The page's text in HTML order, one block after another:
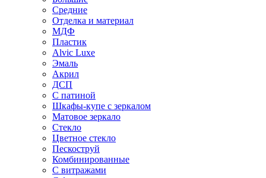
Средние
Отделка и материал
МДФ
Пластик
Alvic Luxe
Эмаль
Акрил
ДСП
С патиной
Шкафы-купе с зеркалом
Матовое зеркало
Стекло
Цветное стекло
Пескоструй
Комбинированные
С витражами